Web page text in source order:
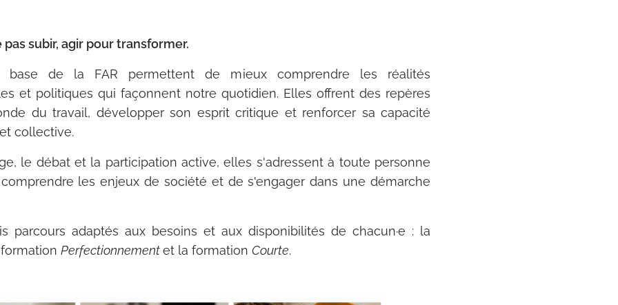
subir, agir pour transformer.
base de la FAR permettent de mieux comprendre les réalités
et politiques qui façonnent notre quotidien. Elles offrent des repères
du travail, développer son esprit critique et renforcer sa capacité
collective.
le débat et la participation active, elles s'adressent à toute personne
les enjeux de société et de s'engager dans une démarche
parcours adaptés aux besoins et aux disponibilités de chacun·e : la
Perfectionnementet la formation Courte.